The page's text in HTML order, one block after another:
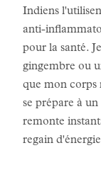
Indiens
anti-
pour la santé.
gingembre ou
que mon corps
se prépare à
remonte
regain